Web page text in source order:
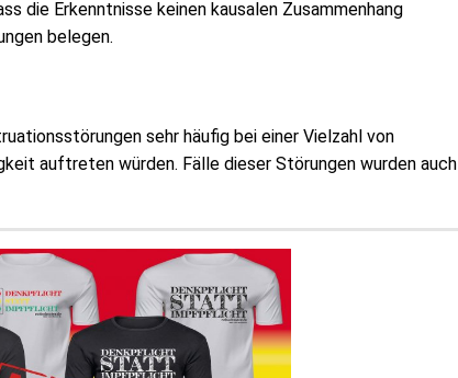
die Erkenntnisse keinen kausalen Zusammenhang
belegen.
sehr häufig bei einer Vielzahl von
auftreten würden. Fälle dieser Störungen wurden auch